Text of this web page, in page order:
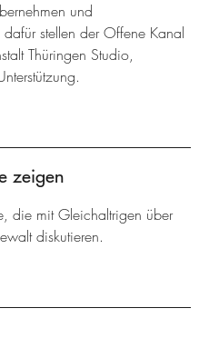
und
stellen der Offene Kanal
Thüringen Studio,
zeigen
die mit Gleichaltrigen über
diskutieren.